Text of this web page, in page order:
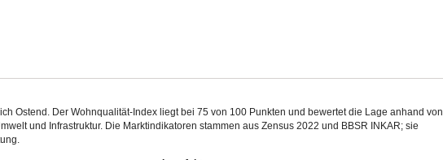
Ostend. Der Wohnqualität-Index liegt bei 75 von 100 Punkten und bewertet die Lage anhand von
und Infrastruktur. Die Marktindikatoren stammen aus Zensus 2022 und BBSR INKAR; sie